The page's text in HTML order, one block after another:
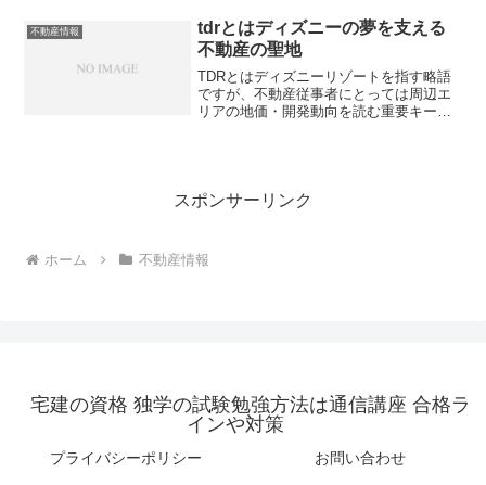
不動産情報
tdrとはディズニーの夢を支える
不動産の聖地
TDRとはディズニーリゾートを指す略語
ですが、不動産従事者にとっては周辺エ
リアの地価・開発動向を読む重要キーワ
スポンサーリンク
ホーム 不動産情報
宅建の資格 独学の試験勉強方法は通信講座 合格ラ
インや対策
プライバシーポリシー お問い合わせ